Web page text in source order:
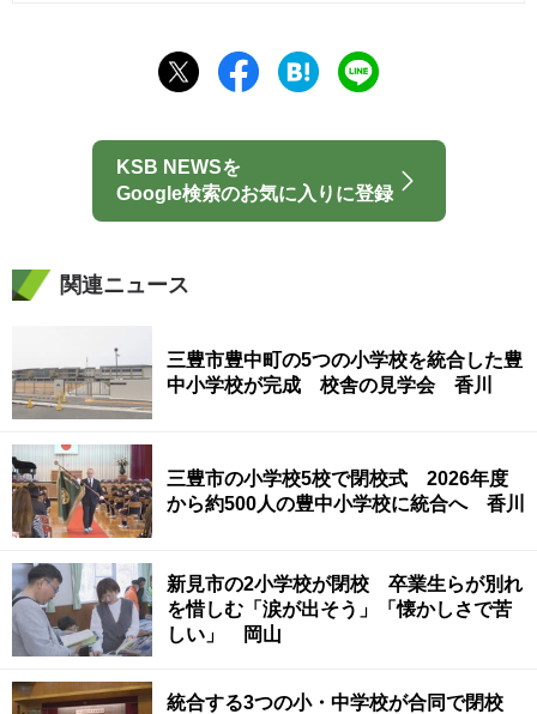
KSB NEWSを
Google検索のお気に入りに登録
関連ニュース
三豊市豊中町の5つの小学校を統合した豊
中小学校が完成 校舎の見学会 香川
三豊市の小学校5校で閉校式 2026年度
から約500人の豊中小学校に統合へ 香川
新見市の2小学校が閉校 卒業生らが別れ
を惜しむ「涙が出そう」「懐かしさで苦
しい」 岡山
統合する3つの小・中学校が合同で閉校